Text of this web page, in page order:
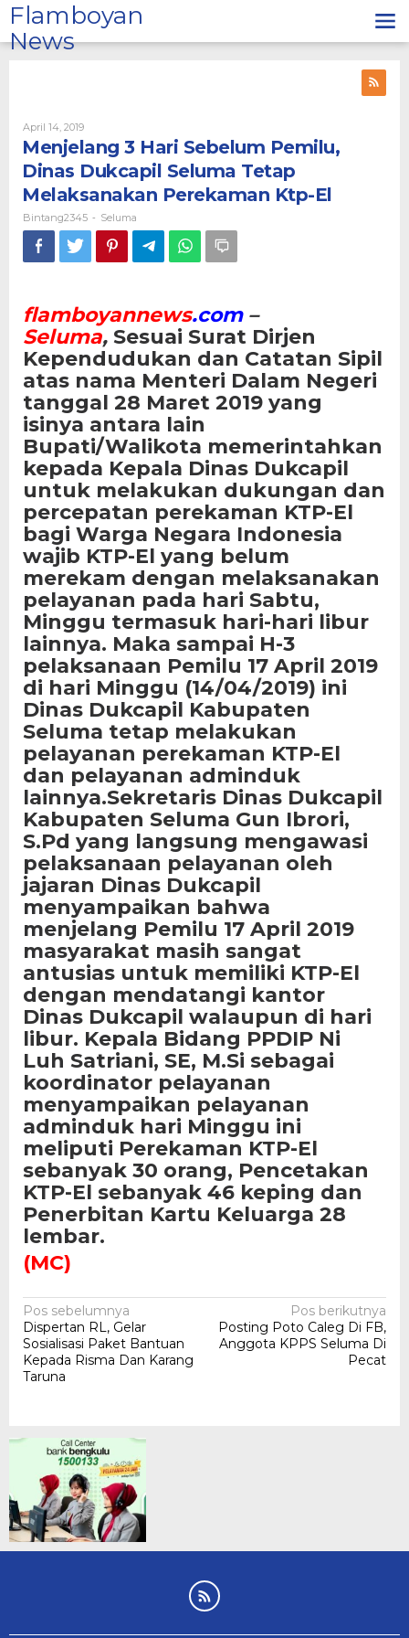
Lewati
ke
konten
Flamboyan
News
April 14, 2019Oleh
Bintang2345
Menjelang 3 Hari Sebelum Pemilu,
Dinas Dukcapil Seluma Tetap
Melaksanakan Perekaman Ktp-El
Bintang2345 - Seluma
flamboyannews.com–
Seluma, Sesuai Surat Dirjen
Kependudukan dan Catatan Sipil
atas nama Menteri Dalam Negeri
tanggal 28 Maret 2019 yang
isinya antara lain
Bupati/Walikota memerintahkan
kepada Kepala Dinas Dukcapil
untuk melakukan dukungan dan
percepatan perekaman KTP-El
bagi Warga Negara Indonesia
wajib KTP-El yang belum
merekam dengan melaksanakan
pelayanan pada hari Sabtu,
Minggu termasuk hari-hari libur
lainnya. Maka sampai H-3
pelaksanaan Pemilu 17 April 2019
di hari Minggu (14/04/2019) ini
Dinas Dukcapil Kabupaten
Seluma tetap melakukan
pelayanan perekaman KTP-El
dan pelayanan adminduk
lainnya.Sekretaris Dinas Dukcapil
Kabupaten Seluma Gun Ibrori,
S.Pd yang langsung mengawasi
pelaksanaan pelayanan oleh
jajaran Dinas Dukcapil
menyampaikan bahwa
menjelang Pemilu 17 April 2019
masyarakat masih sangat
antusias untuk memiliki KTP-El
dengan mendatangi kantor
Dinas Dukcapil walaupun di hari
libur. Kepala Bidang PPDIP Ni
Luh Satriani, SE, M.Si sebagai
koordinator pelayanan
menyampaikan pelayanan
adminduk hari Minggu ini
meliputi Perekaman KTP-El
sebanyak 30 orang, Pencetakan
KTP-El sebanyak 46 keping dan
Penerbitan Kartu Keluarga 28
lembar.
(MC)
Navigasi
pos
Pos sebelumnya
Dispertan RL, Gelar
Sosialisasi Paket Bantuan
Kepada Risma Dan Karang
Taruna
Pos berikutnya
Posting Poto Caleg Di FB,
Anggota KPPS Seluma Di
Pecat